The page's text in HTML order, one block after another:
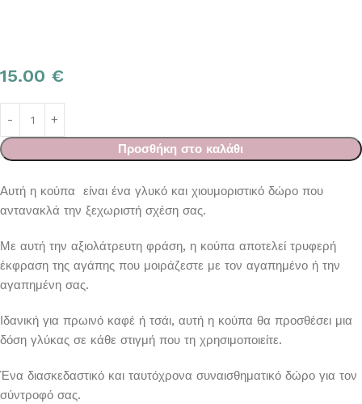
15.00 €
Προσθήκη στο καλάθι
Αυτή η κούπα είναι ένα γλυκό και χιουμοριστικό δώρο που
αντανακλά την ξεχωριστή σχέση σας.
Με αυτή την αξιολάτρευτη φράση, η κούπα αποτελεί τρυφερή
έκφραση της αγάπης που μοιράζεστε με τον αγαπημένο ή την
αγαπημένη σας.
Ιδανική για πρωινό καφέ ή τσάι, αυτή η κούπα θα προσθέσει μια
δόση γλύκας σε κάθε στιγμή που τη χρησιμοποιείτε.
Ένα διασκεδαστικό και ταυτόχρονα συναισθηματικό δώρο για τον
σύντροφό σας.